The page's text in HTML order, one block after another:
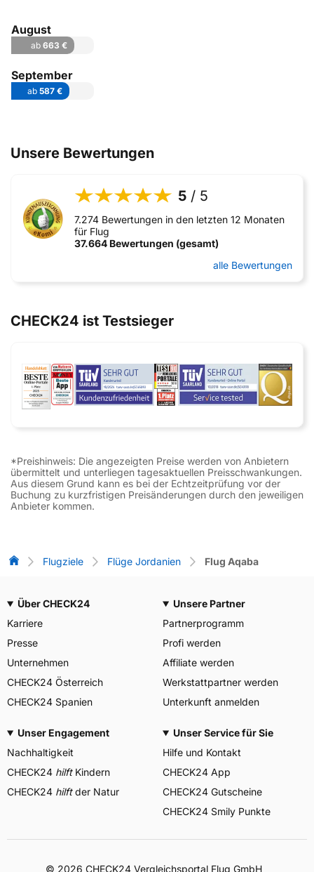
August
ab 663 €
September
ab 587 €
Unsere Bewertungen
5 / 5
7.274 Bewertungen in den letzten 12 Monaten
für Flug
37.664 Bewertungen (gesamt)
alle Bewertungen
CHECK24 ist Testsieger
*Preishinweis: Die angezeigten Preise werden von Anbietern
übermittelt und unterliegen tagesaktuellen Preisschwankungen.
Aus diesem Grund kann es bei der Echtzeitprüfung vor der
Buchung zu kurzfristigen Preisänderungen durch den jeweiligen
Anbieter kommen.
Flug-Vergleich
Flugziele Flüge Jordanien Flug Aqaba
Über CHECK24
Karriere
Presse
Unternehmen
CHECK24 Österreich
CHECK24 Spanien
Unsere Partner
Partnerprogramm
Profi werden
Affiliate werden
Werkstattpartner werden
Unterkunft anmelden
Unser Engagement
Nachhaltigkeit
CHECK24 hilftKindern
CHECK24 hilftder Natur
Unser Service für Sie
Hilfe und Kontakt
CHECK24 App
CHECK24 Gutscheine
CHECK24 Smily Punkte
© 2026 CHECK24 Vergleichsportal Flug GmbH